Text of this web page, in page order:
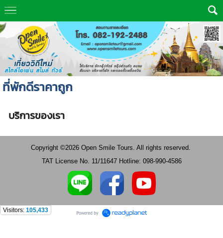
ที่พักดีราคาถูก
บริการของเรา
Copyright ©2026 Open Smile Tours. All rights reserved.
TAT License No. 11/11647 Hotline: 098-990-4586
Visitors: 105,433